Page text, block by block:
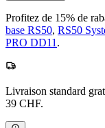
Profitez de 15% de
base RS50, RS50
PRO DD11 .
Livraison standard
39 CHF.